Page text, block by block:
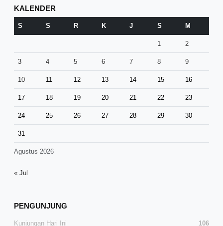
KALENDER
Agustus 2026
S S R K J S M
1 2
3 4 5 6 7 8 9
10 11 12 13 14 15 16
17 18 19 20 21 22 23
24 25 26 27 28 29 30
31
« Jul
PENGUNJUNG
Kunjungan Hari Ini 106